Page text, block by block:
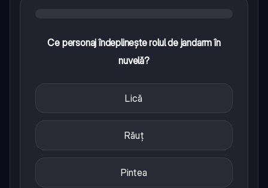
Ce personaj îndeplinește rolul de jandarm în
nuvelă?
Lică
Răuț
Pintea